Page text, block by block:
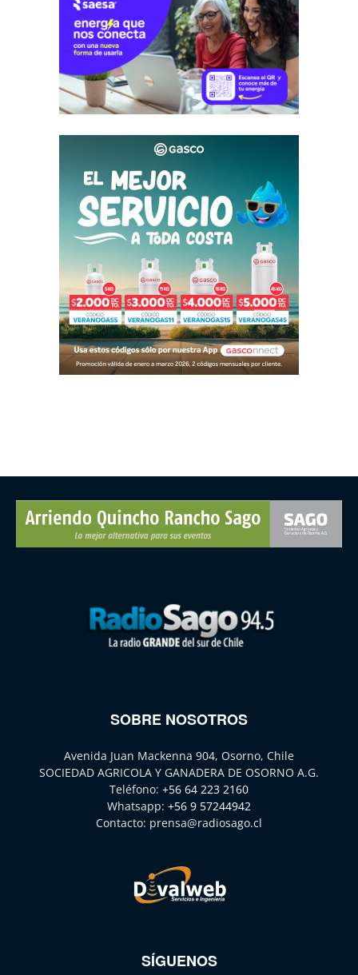
SOBRE NOSOTROS
Avenida Juan Mackenna 904, Osorno, Chile
SOCIEDAD AGRICOLA Y GANADERA DE OSORNO A.G.
Teléfono: +56 64 223 2160
Whatsapp: +56 9 57244942
Contacto: prensa@radiosago.cl
SÍGUENOS